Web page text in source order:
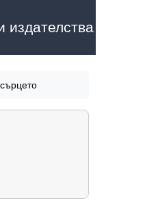
издателства